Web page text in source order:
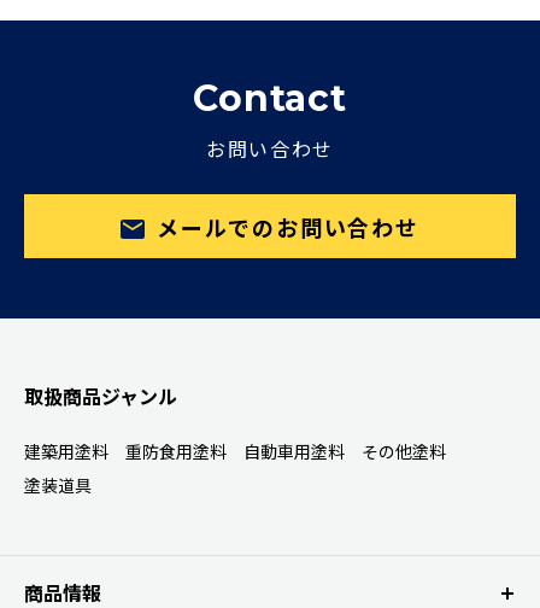
Contact
お問い合わせ
メールでのお問い合わせ
取扱商品ジャンル
建築用塗料 重防食用塗料 自動車用塗料
その他塗料
塗装道具
商品情報